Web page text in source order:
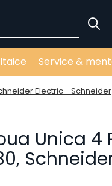
Service &
Electric - Schneider
Unica 4